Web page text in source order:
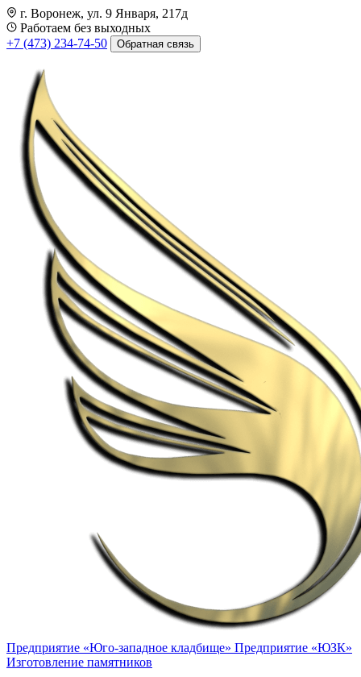
г. Воронеж, ул. 9 Января, 217д
Работаем без выходных
+7 (473) 234-74-50
Обратная связь
Предприятие «Юго-западное кладбище» Предприятие «ЮЗК»
Изготовление памятников